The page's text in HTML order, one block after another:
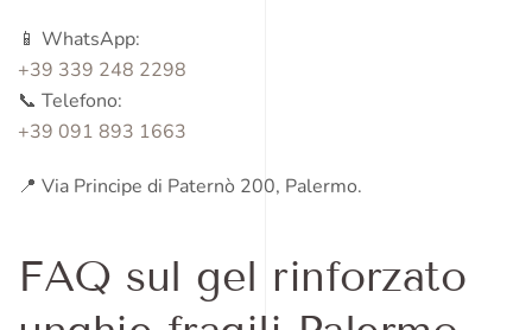
📱 WhatsApp:
+39 339 248 2298
📞 Telefono:
+39 091 893 1663
📍 Via Principe di Paternò 200, Palermo.
FAQ sul gel rinforzato